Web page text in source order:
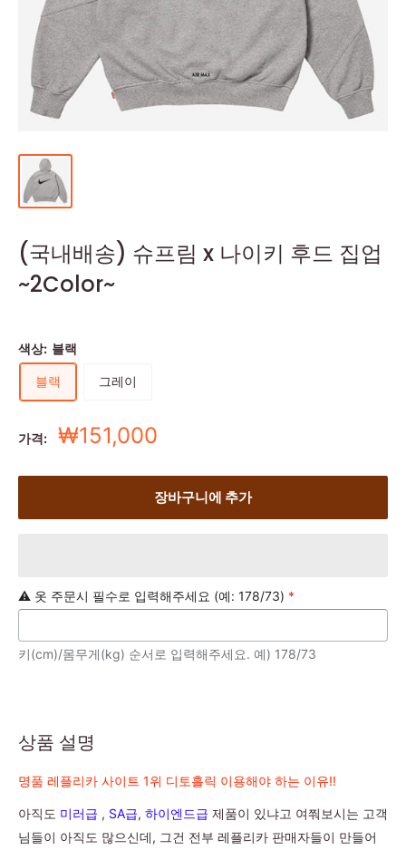
(국내배송) 슈프림 x 나이키 후드 집업
~2Color~
색상: 블랙
블랙 그레이
가격:
세
가
₩151,000
장바구니에 추가
⚠️ 옷 주문시 필수로 입력해주세요 (예: 178/73) *
키(cm)/몸무게(kg) 순서로 입력해주세요. 예) 178/73
상품 설명
명품 레플리카 사이트 1위 디토홀릭 이용해야 하는 이유!!
아직도 미러급 , SA급, 하이엔드급 제품이 있냐고 여쭤보시는 고객
님들이 아직도 많으신데, 그건 전부 레플리카 판매자들이 만들어